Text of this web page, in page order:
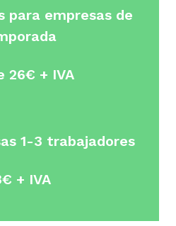
para empresas de
26€ + IVA
1-3 trabajadores
+ IVA